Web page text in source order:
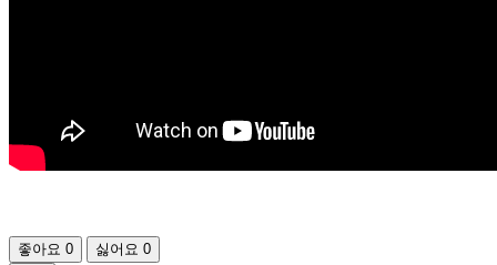
좋아요 0 싫어요 0